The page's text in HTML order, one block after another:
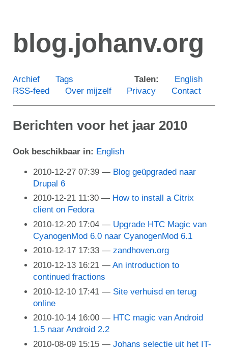
naar
de
blog.johanv.org
Talen: English
Archief
Tags
RSS-feed
Over mijzelf Privacy Contact
Berichten voor het jaar 2010
Ook beschikbaar in: English
2010-12-27 07:39
Blog geüpgraded naar
Drupal 6
2010-12-21 11:30
How to install a Citrix
client on Fedora
2010-12-20 17:04
Upgrade HTC Magic van
CyanogenMod 6.0 naar CyanogenMod 6.1
2010-12-17 17:33
zandhoven.org
2010-12-13 16:21
An introduction to
continued fractions
2010-12-10 17:41
Site verhuisd en terug
online
2010-10-14 16:00
HTC magic van Android
1.5 naar Android 2.2
2010-08-09 15:15
Johans selectie uit het IT-